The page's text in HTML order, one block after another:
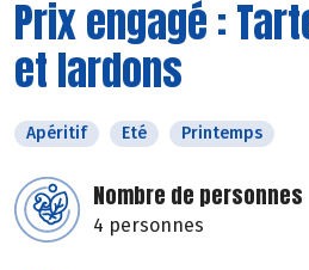
Prix engagé :
et lardons
Apéritif Eté Printemps
Nombre de personnes
4 personnes